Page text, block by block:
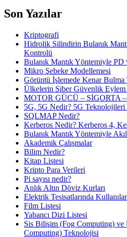
Son Yazılar
Kriptografi
Hidrolik Silindirin Bulanık
Kontrolü
Bulanık Mantık Yöntemiyle
Mikro Şebeke Modellemesi
Görüntü İşlemede Kenar Bulma
Ülkelerin Siber Güvenlik Eylem
MOTOR GÜCÜ – SİGORTA
5G, 5G Nedir? 5G Teknolojileri
SQLMAP Nedir?
Kerberos Nedir? Kerberos 4,
Bulanık Mantık Yöntemiyle
Akademik Çalışmalar
Bilim Nedir?
Kitap Listesi
Kripto Para Verileri
Pi sayısı nedir?
Anlık Altın Döviz Kurları
Elektrik Tesisatlarında
Film Listesi
Yabancı Dizi Listesi
Sis Bilişim (Fog Computing)
Computing) Teknolojisi